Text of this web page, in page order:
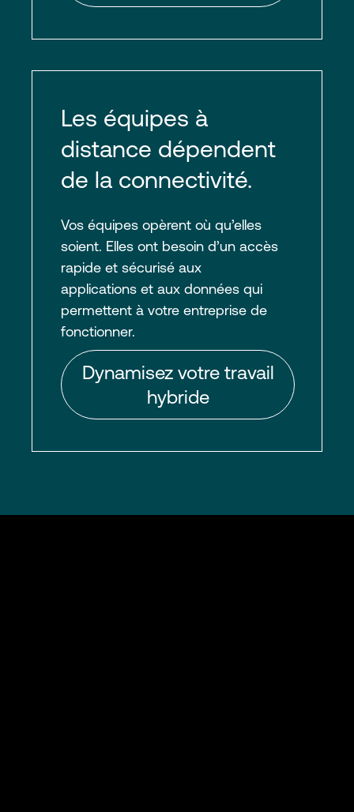
Les équipes à
distance dépendent
de la connectivité.
Vos équipes opèrent où qu’elles
soient. Elles ont besoin d’un accès
rapide et sécurisé aux
applications et aux données qui
permettent à votre entreprise de
fonctionner.
Dynamisez votre travail
hybride